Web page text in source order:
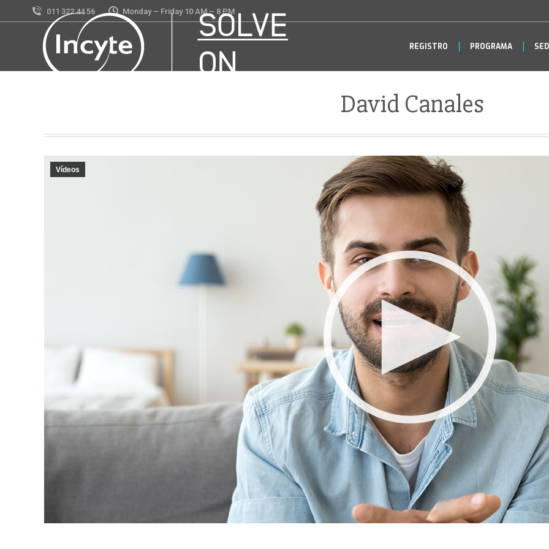
011 322 44 56 Monday – Friday 10 AM – 8 PM
REGISTRO PROGRAMA
David Canales
Vídeos